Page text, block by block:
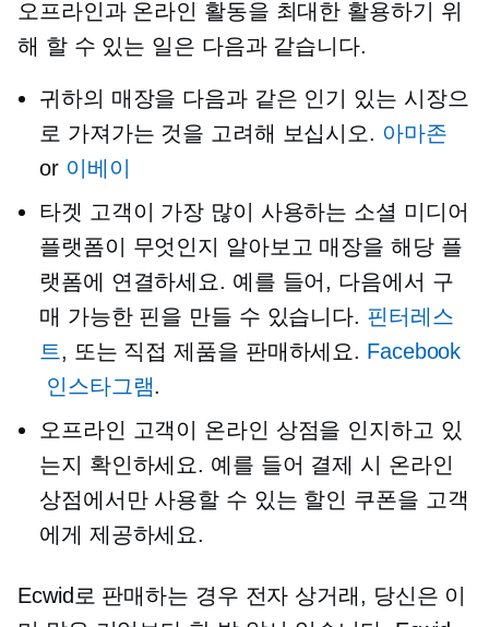
오프라인과 온라인 활동을 최대한 활용하기 위
해 할 수 있는 일은 다음과 같습니다.
귀하의 매장을 다음과 같은 인기 있는 시장으
로 가져가는 것을 고려해 보십시오. 아마존
or 이베이
타겟 고객이 가장 많이 사용하는 소셜 미디어
플랫폼이 무엇인지 알아보고 매장을 해당 플
랫폼에 연결하세요. 예를 들어, 다음에서 구
매 가능한 핀을 만들 수 있습니다. 핀터레스
트, 또는 직접 제품을 판매하세요. Facebook
인스타그램.
오프라인 고객이 온라인 상점을 인지하고 있
는지 확인하세요. 예를 들어 결제 시 온라인
상점에서만 사용할 수 있는 할인 쿠폰을 고객
에게 제공하세요.
Ecwid로 판매하는 경우 전자 상거래, 당신은 이